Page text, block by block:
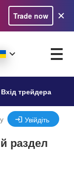
Trade now
Вхід трейдера
Увійдіть
раздел